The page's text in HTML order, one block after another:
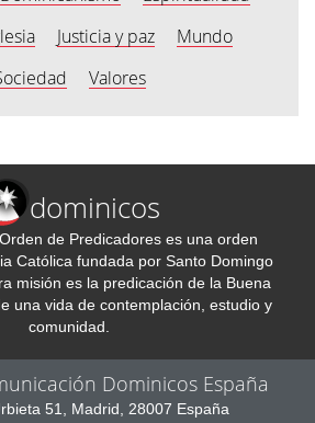
Justicia y paz
Mundo
Valores
dominicos
de Predicadores es una orden
Católica fundada por Santo Domingo
misión es la predicación de la Buena
una vida de contemplación, estudio y
comunidad.
Dominicos España
51, Madrid, 28007 España